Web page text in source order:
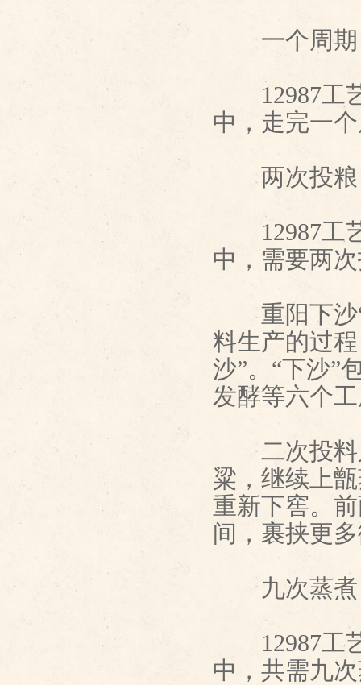
一个周期
12987工艺
中，走完一
两次投粮
12987工艺
中，需要两
重阳下沙“
料生产的过
沙”。“下沙”
发酵等六个
二次投料又
粱，继续上
重新下窖。
间，裹挟更
九次蒸煮
12987工艺
中，共需九